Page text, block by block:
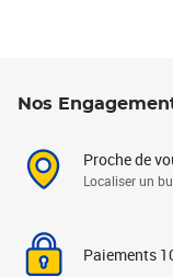
Nos
Proche de
Localiser un
Paiements